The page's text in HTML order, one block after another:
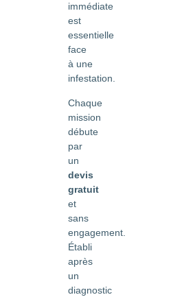
immédiate
est
essentielle
face
à une
infestation.
Chaque
mission
débute
par
un
devis
gratuit
et
sans
engagement.
Établi
après
un
diagnostic